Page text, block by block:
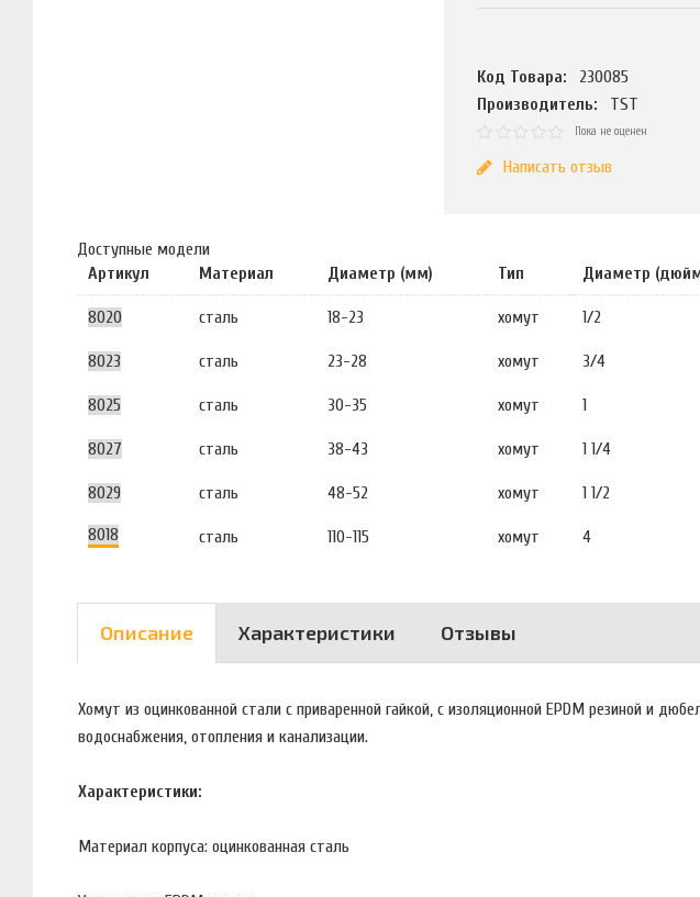
Код Товара:
230085
Производитель:
TST
Пока не оценен
Написать отзыв
Доступные модели
Артикул
Материал Диаметр (мм) Тип Диаметр
8020 сталь 18-23 хомут 1/2
8023 сталь 23-28 хомут 3/4
8025 сталь 30-35 хомут 1
8027 сталь 38-43 хомут 1 1/4
8029 сталь 48-52 хомут 1 1/2
8018 сталь 110-115 хомут 4
Описание Характеристики Отзывы
Хомут из оцинкованной стали с приваренной гайкой, с изоляционной EPDM резиной и
водоснабжения, отопления и канализации.
Характеристики:
Материал корпуса: оцинкованная сталь